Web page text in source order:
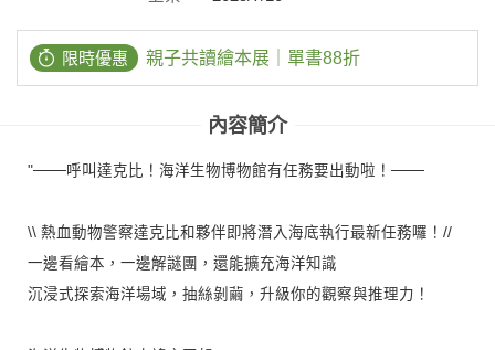
限時優惠 親子共讀繪本展｜單書88折
內容簡介
"───呼叫達克比！海洋生物博物館有任務要出動啦！───
\\ 熱血動物警察達克比和夥伴即將潛入海底執行最新任務囉！//
一邊看繪本，一邊解謎團，還能擴充海洋知識
沉浸式探索海洋場域，抽絲剝繭，升級你的觀察與推理力！